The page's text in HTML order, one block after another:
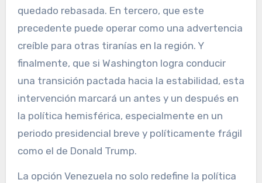
quedado rebasada. En tercero, que este
precedente puede operar como una advertencia
creíble para otras tiranías en la región. Y
finalmente, que si Washington logra conducir
una transición pactada hacia la estabilidad, esta
intervención marcará un antes y un después en
la política hemisférica, especialmente en un
periodo presidencial breve y políticamente frágil
como el de Donald Trump.
La opción Venezuela no solo redefine la política